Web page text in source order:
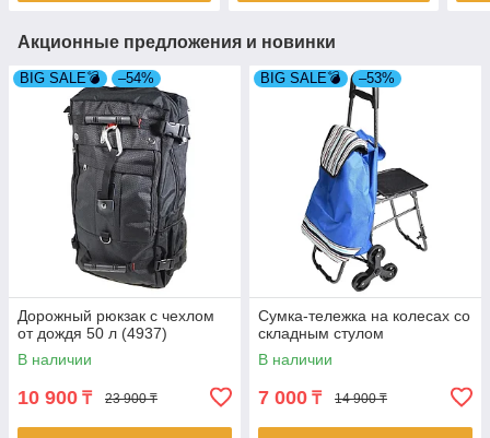
Акционные предложения и новинки
BIG SALE💣 –54%
Дорожный рюкзак с чехлом
от дождя 50 л (4937)
В наличии
10 900 ₸ 23 900 ₸
BIG SALE💣 –53%
Сумка-тележка на колесах со
складным стулом
В наличии
7 000 ₸ 14 900 ₸